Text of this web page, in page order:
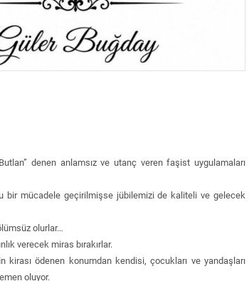
denen anlamsız ve utanç veren faşist uygulamaları
bir mücadele geçirilmişse jübilemizi de kaliteli ve gelecek
olurlar…
verecek miras bırakırlar.
ödenen konumdan kendisi, çocukları ve yandaşları
oluyor.